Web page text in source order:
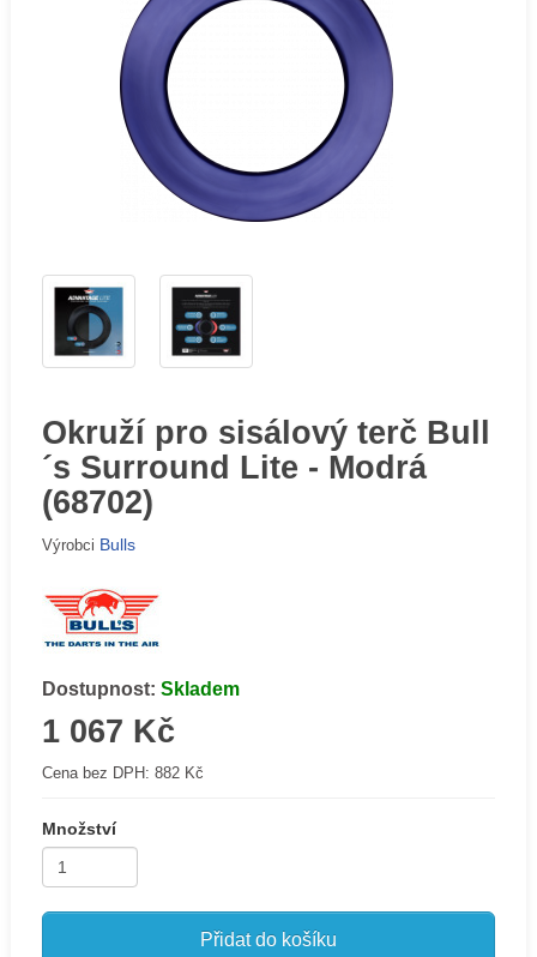
Okruží pro sisálový terč Bull
´s Surround Lite - Modrá
(68702)
Výrobci Bulls
Dostupnost: Skladem
1 067 Kč
Cena bez DPH: 882 Kč
Množství
Přidat do košíku